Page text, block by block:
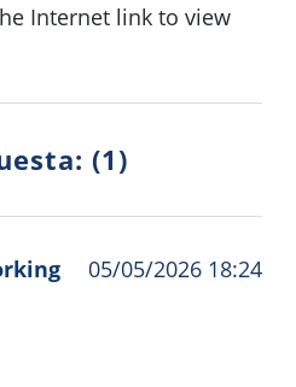
Internet link to view
(1)
05/05/2026 18:24